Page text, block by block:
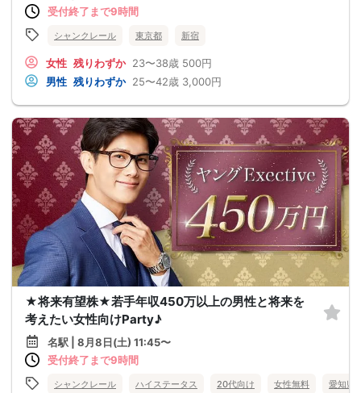
受付終了まで9時間
シャンクレール 東京都 新宿
女性 残りわずか 23〜38歳 500円
男性 残りわずか 25〜42歳 3,000円
★将来有望株★若手年収450万以上の男性と将来を
考えたい女性向けParty♪
名駅 | 8月8日(土) 11:45〜
受付終了まで9時間
シャンクレール ハイステータス 20代向け 女性無料 愛知県